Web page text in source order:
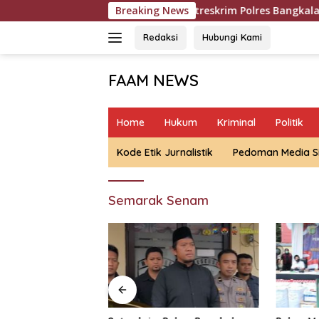
ke
Breaking News
Satreskrim Polres Bangkalan
Redaksi Hubungi Kami
FAAM NEWS
Fakta,
Aspirasi
Home Hukum Kriminal Politik
Kode Etik Jurnalistik Pedoman Media
Semarak Senam